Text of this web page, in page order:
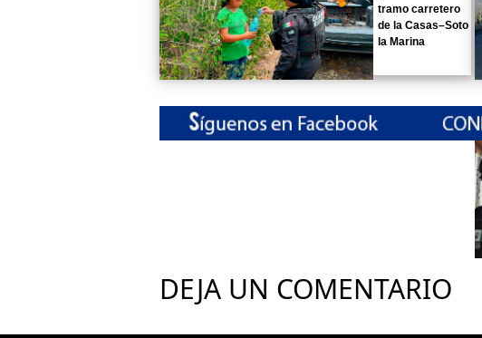
tramo carretero
de la Casas–Soto
la Marina
DEJA UN COMENTARIO